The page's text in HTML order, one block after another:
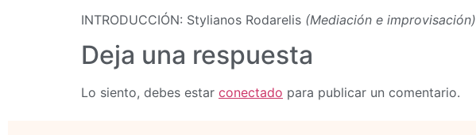
INTRODUCCIÓN: Stylianos Rodarelis (Mediación e improvisación)
Deja una respuesta
Lo siento, debes estar conectado para publicar un comentario.